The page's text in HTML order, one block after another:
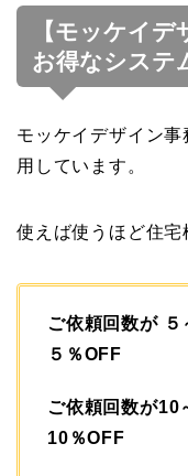
【モッケイ
お得なシステ
モッケイデザイン
用しています。
使えば使うほど住宅
ご依頼回数が
５％OFF
ご依頼回数が
10％OFF